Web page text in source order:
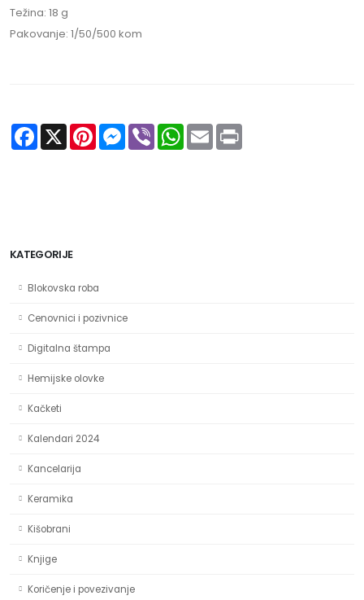
Težina: 18 g
Pakovanje: 1/50/500 kom
Facebook
X PinterestMessenger
Viber WhatsApp
Email
KATEGORIJE
Blokovska roba
Cenovnici i pozivnice
Digitalna štampa
Hemijske olovke
Kačketi
Kalendari 2024
Kancelarija
Keramika
Kišobrani
Knjige
Koričenje i povezivanje